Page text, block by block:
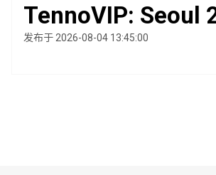
TennoVIP: Seoul
发布于 2026-08-04 13:45:00